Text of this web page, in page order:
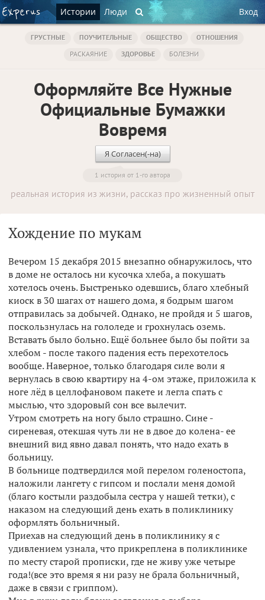
Истории Люди Вход
ГРУСТНЫЕ ПОУЧИТЕЛЬНЫЕ ОБЩЕСТВО
ОТНОШЕНИЯ
РАСКАЯНИЕ
ЗДОРОВЬЕ БОЛЕЗНИ
Оформляйте Все Нужные
Официальные Бумажки
Вовремя
Я Согласен(-на)
1 история от 1-го автора
реальная история из жизни, рассказ про жизненный опыт
Хождение по мукам
Вечером 15 декабря 2015 внезапно обнаружилось, что
в доме не осталось ни кусочка хлеба, а покушать
хотелось очень. Быстренько одевшись, благо хлебный
киоск в 30 шагах от нашего дома, я бодрым шагом
отправилась за добычей. Однако, не пройдя и 5 шагов,
поскользнулась на гололеде и грохнулась оземь.
Вставать было больно. Ещё больнее было бы пойти за
хлебом - после такого падения есть перехотелось
вообще. Наверное, только благодаря силе воли я
вернулась в свою квартиру на 4-ом этаже, приложила к
ноге лёд в целлофановом пакете и легла спать с
мыслью, что здоровый сон все вылечит.
Утром смотреть на ногу было страшно. Сине -
сиреневая, отекшая чуть ли не в двое до колена- ее
внешний вид явно давал понять, что надо ехать в
больницу.
В больнице подтвердился мой перелом голеностопа,
наложили лангету с гипсом и послали меня домой
(благо костыли раздобыла сестра у нашей тетки), с
наказом на следующий день ехать в поликлинику
оформлять больничный.
Приехав на следующий день в поликлинику я с
удивлением узнала, что прикреплена в поликлинике
по месту старой прописки, где не живу уже четыре
года!(все это время я ни разу не брала больничный,
даже в связи с гриппом).